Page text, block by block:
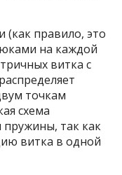
(как правило, это
на каждой
витка с
точкам
схема
пружины, так как
витка в одной